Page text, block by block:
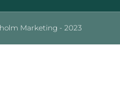
Marketing - 2023